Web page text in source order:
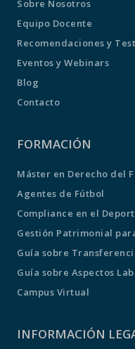
Sobre Nosotros
Equipo Docente
Recomendaciones y
Eventos y Webinars
Blog
Contacto
FORMACIÓN
Máster en Derecho del
Agentes de Fútbol
Compliance en el
Gestión Patrimonial
Guía sobre
Guía sobre Aspectos
Campus Virtual
INFORMACIÓN